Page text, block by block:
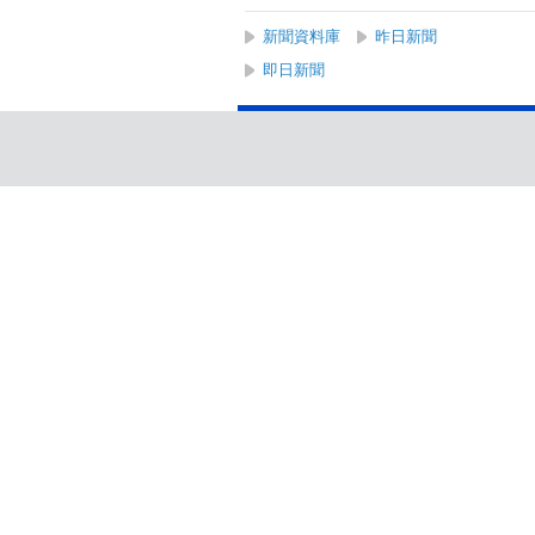
新聞資料庫 昨日新聞
即日新聞